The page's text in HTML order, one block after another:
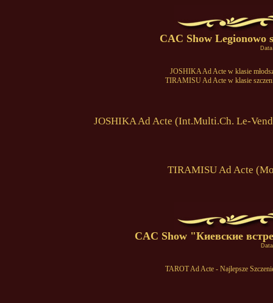
CAC Show Legionowo
JOSHIKA Ad Acte w klasie
TIRAMISU Ad Acte w klasie
JOSHIKA Ad Acte (Int.Multi.Ch. Le-
TIRAMISU Ad Acte
CAC Show "Киевские
TAROT Ad Acte - Najlepsze